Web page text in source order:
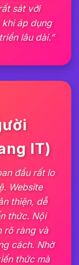
sát với
áp dụng
lâu dài.”
IT)
đầu rất lo
Website
thiện, dễ
thức. Nội
rõ ràng và
cách. Nhờ
thức mà